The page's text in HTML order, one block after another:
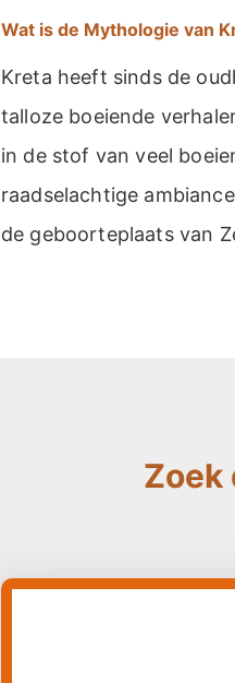
Wat is de Mythologie van
Kreta heeft sinds de
talloze boeiende
in de stof van veel
raadselachtige
de geboorteplaats van
Zoek